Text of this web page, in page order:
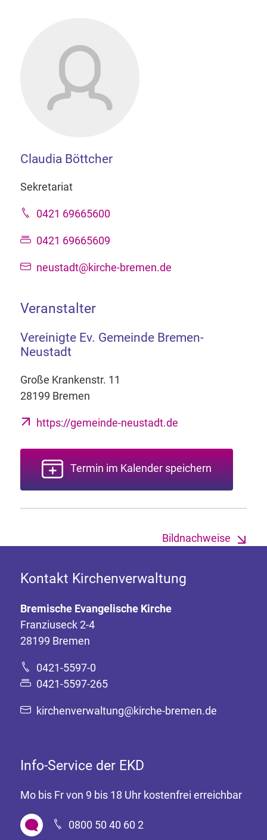
Claudia Böttcher
Sekretariat
0421 69665600
0421 69665609
neustadt@kirche-bremen.de
Veranstalter
Vereinigte Ev. Gemeinde Bremen-
Neustadt
Große Krankenstr. 11
28199 Bremen
https://gemeinde-neustadt.de
Termin im Kalender speichern
Bildnachweise
Kontakt Kirchenverwaltung
Bremische Evangelische Kirche
Franziuseck 2-4
28199 Bremen
0421-5597-0
0421-5597-265
kirchenverwaltung@kirche-bremen.de
Info-Service der EKD
Mo bis Fr von 9 bis 18 Uhr kostenfrei erreichbar
0800 50 40 60 2